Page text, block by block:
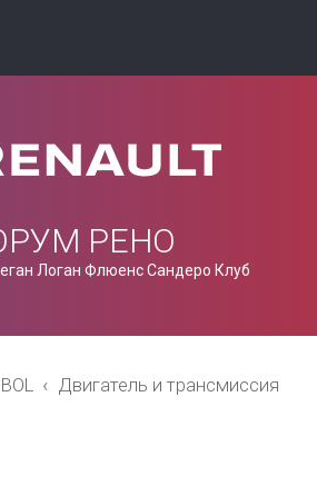
РЕНО
Логан Флюенс Сандеро Клуб
Двигатель и трансмиссия